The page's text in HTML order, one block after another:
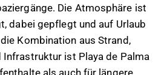
Die Atmosphäre ist
dabei gepflegt und auf Urlaub
Kombination aus Strand,
ist Playa de Palma
als auch für längere